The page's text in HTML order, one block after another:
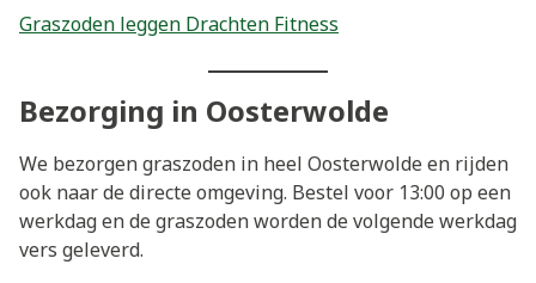
Graszoden leggen Drachten Fitness
Bezorging in Oosterwolde
We bezorgen graszoden in heel Oosterwolde en rijden
ook naar de directe omgeving. Bestel voor 13:00 op een
werkdag en de graszoden worden de volgende werkdag
vers geleverd.